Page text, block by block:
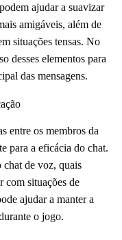
ajudar a suavizar
amigáveis, além de
situações tensas. No
desses elementos para
das mensagens.
entre os membros da
para a eficácia do chat.
de voz, quais
com situações de
ajudar a manter a
o jogo.